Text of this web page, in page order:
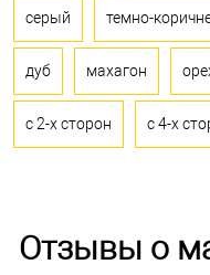
серый темно-
дуб махагон
с 2-х сторон с 4-х
Отзывы о